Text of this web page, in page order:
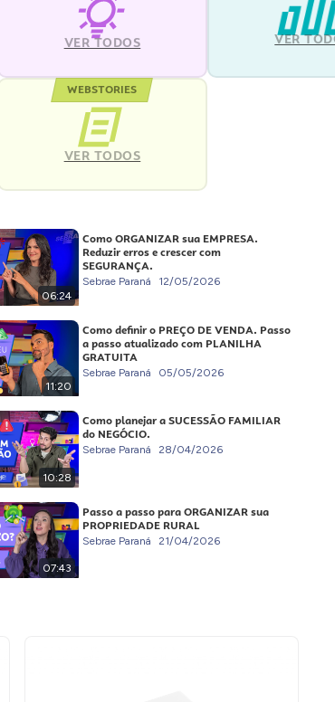
VER TODOS VER
WEBSTORIES
VER TODOS
06:24
Como ORGANIZAR sua EMPRESA.
Reduzir erros e crescer com
SEGURANÇA.
Sebrae Paraná 12/05/2026
11:20
Como definir o PREÇO DE VENDA. Passo
a passo atualizado com PLANILHA
GRATUITA
Sebrae Paraná 05/05/2026
10:28
Como planejar a SUCESSÃO FAMILIAR
do NEGÓCIO.
Sebrae Paraná 28/04/2026
07:43
Passo a passo para ORGANIZAR sua
PROPRIEDADE RURAL
Sebrae Paraná 21/04/2026